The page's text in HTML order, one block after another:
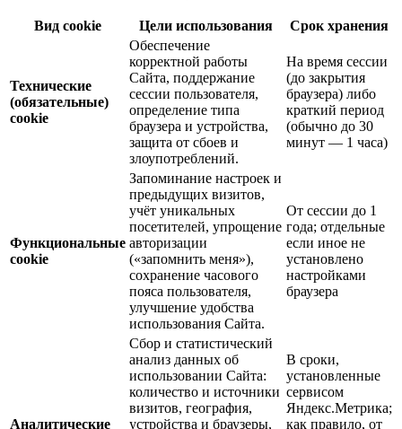
Вид cookie Цели использования Срок хранения
Технические
(обязательные)
cookie
Обеспечение
корректной работы
Сайта, поддержание
сессии пользователя,
определение типа
браузера и устройства,
защита от сбоев и
злоупотреблений.
На время сессии
(до закрытия
браузера) либо
краткий период
(обычно до 30
минут — 1 часа)
Функциональные
cookie
Запоминание настроек и
предыдущих визитов,
учёт уникальных
посетителей, упрощение
авторизации
(«запомнить меня»),
сохранение часового
пояса пользователя,
улучшение удобства
использования Сайта.
От сессии до 1
года; отдельные
если иное не
установлено
настройками
браузера
Аналитические
Сбор и статистический
анализ данных об
использовании Сайта:
количество и источники
визитов, география,
устройства и браузеры,
В сроки,
установленные
сервисом
Яндекс.Метрика;
как правило, от